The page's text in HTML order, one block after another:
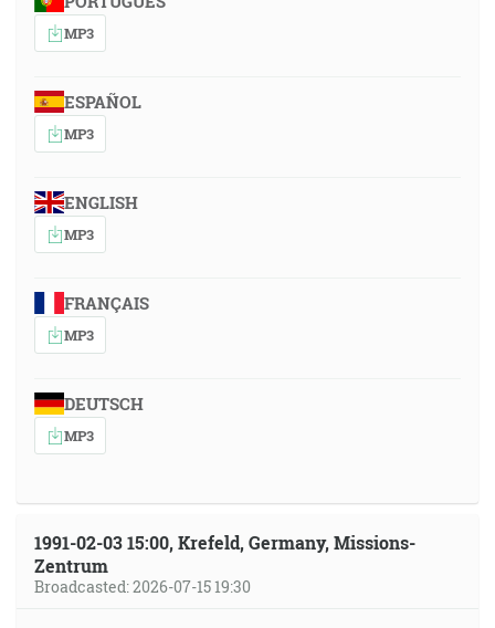
MP3
ESPAÑOL
MP3
ENGLISH
MP3
FRANÇAIS
MP3
DEUTSCH
MP3
1991-02-03 15:00, Krefeld, Germany, Missions-
Zentrum
Broadcasted: 2026-07-15 19:30